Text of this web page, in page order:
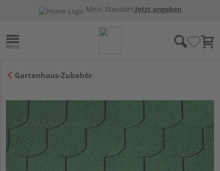
Mein Standort:Jetzt angeben
Gartenhaus-Zubehör